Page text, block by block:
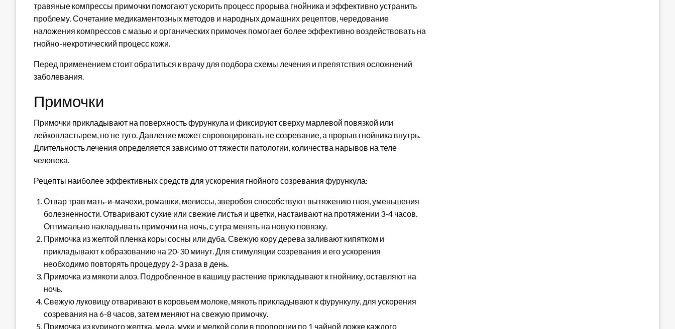
травяные компрессы примочки помогают ускорить процесс прорыва гнойника и эффективно устранить
проблему. Сочетание медикаментозных методов и народных домашних рецептов, чередование
наложения компрессов с мазью и органических примочек помогает более эффективно воздействовать на
гнойно-некротический процесс кожи.
Перед применением стоит обратиться к врачу для подбора схемы лечения и препятствия осложнений
заболевания.
Примочки
Примочки прикладывают на поверхность фурункула и фиксируют сверху марлевой повязкой или
лейкопластырем, но не туго. Давление может спровоцировать не созревание, а прорыв гнойника внутрь.
Длительность лечения определяется зависимо от тяжести патологии, количества нарывов на теле
человека.
Рецепты наиболее эффективных средств для ускорения гнойного созревания фурункула:
Отвар трав мать-и-мачехи, ромашки, мелиссы, зверобоя способствуют вытяжению гноя, уменьшения
болезненности. Отваривают сухие или свежие листья и цветки, настаивают на протяжении 3-4 часов.
Оптимально накладывать примочки на ночь, с утра менять на новую повязку.
Примочка из желтой пленка коры сосны или дуба. Свежую кору дерева заливают кипятком и
прикладывают к образованию на 20-30 минут. Для стимуляции созревания и его ускорения
необходимо повторять процедуру 2-3 раза в день.
Примочка из мякоти алоэ. Подробленное в кашицу растение прикладывают к гнойнику, оставляют на
ночь.
Свежую луковицу отваривают в коровьем молоке, мякоть прикладывают к фурункулу, для ускорения
созревания на 6-8 часов, затем меняют на свежую примочку.
Примочка из куриного желтка, меда, муки и мелкой соли в пропорции по 1 чайной ложке каждого